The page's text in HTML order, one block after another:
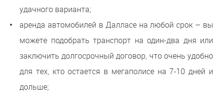
удачного варианта;
аренда автомобилей в Далласе на любой срок – вы
можете подобрать транспорт на один-два дня или
заключить долгосрочный договор, что очень удобно
для тех, кто остается в мегаполисе на 7-10 дней и
дольше;